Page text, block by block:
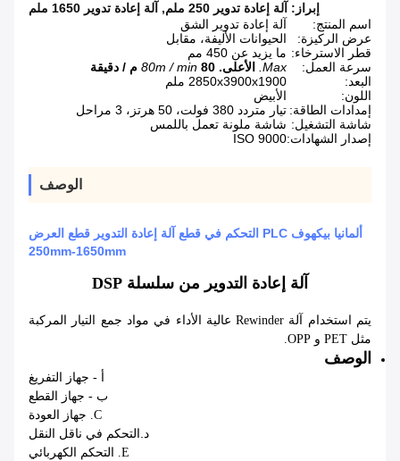
إبراز: آلة إعادة تدوير 250 ملم , آلة إعادة تدوير 1650 ملم
اسم المنتج:
آلة إعادة تدوير الشق
عرض الركيزة:
الحيوانات الأليفة، مقابل
قطر الاسترخاء: ما يزيد عن 450 مم
سرعة العمل:
Max. الأعلى. 80m / min 80 م / دقيقة
البعد:
2850x3900x1900 ملم
اللون:
الأبيض
إمدادات الطاقة: تيار متردد 380 فولت، 50 هرتز، 3 مراحل
شاشة التشغيل: شاشة ملونة تعمل باللمس
إصدار الشهادات:ISO 9000
الوصف
ألمانيا بيكهوف PLC التحكم في قطع آلة إعادة التدوير قطع العرض
250mm-1650mm
آلة إعادة التدوير من سلسلة DSP
يتم استخدام آلة Rewinder عالية الأداء في مواد جمع التيار المركبة
مثل PET و OPP.
الوصف
أ - جهاز التفريغ
ب - جهاز القطع
C. جهاز العودة
د. التحكم في ناقل النقل
E. التحكم الكهربائي